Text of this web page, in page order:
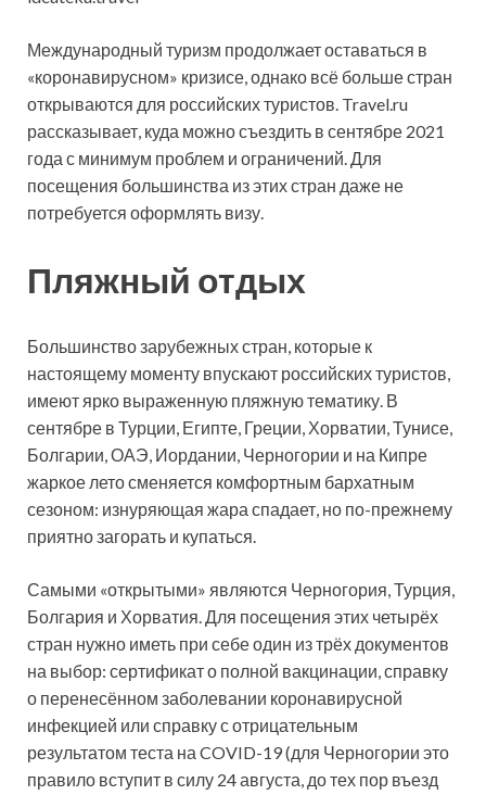
Международный туризм продолжает оставаться в
«коронавирусном» кризисе, однако всё больше стран
открываются для российских туристов. Travel.ru
рассказывает, куда можно съездить в сентябре 2021
года с минимум проблем и ограничений. Для
посещения большинства из этих стран даже не
потребуется оформлять визу.
Пляжный отдых
Большинство зарубежных стран, которые к
настоящему моменту впускают российских туристов,
имеют ярко выраженную пляжную тематику. В
сентябре в Турции, Египте, Греции, Хорватии, Тунисе,
Болгарии, ОАЭ, Иордании, Черногории и на Кипре
жаркое лето сменяется комфортным бархатным
сезоном: изнуряющая жара спадает, но по-прежнему
приятно загорать и купаться.
Самыми «открытыми» являются Черногория, Турция,
Болгария и Хорватия. Для посещения этих четырёх
стран нужно иметь при себе один из трёх документов
на выбор: сертификат о полной вакцинации, справку
о перенесённом заболевании коронавирусной
инфекцией или справку с отрицательным
результатом теста на COVID-19 (для Черногории это
правило вступит в силу 24 августа, до тех пор въезд